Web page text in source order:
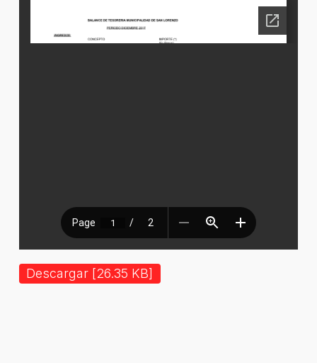
Descargar [26.35 KB]